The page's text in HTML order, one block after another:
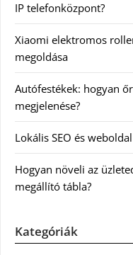
IP telefonközpont?
Xiaomi elektromos
megoldása
Autófestékek: hogyan
megjelenése?
Lokális SEO és
Hogyan növeli az
megállító tábla?
Kategóriák